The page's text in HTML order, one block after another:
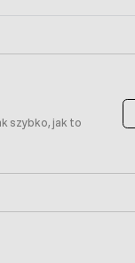
szybko, jak to